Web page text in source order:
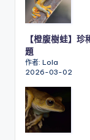
【橙腹樹蛙】
題
作者: Lola
2026-03-02